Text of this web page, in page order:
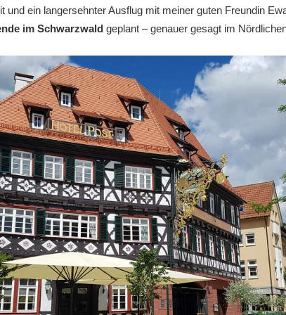
und ein langersehnter Ausflug mit meiner guten Freundin
im Schwarzwald geplant – genauer gesagt im